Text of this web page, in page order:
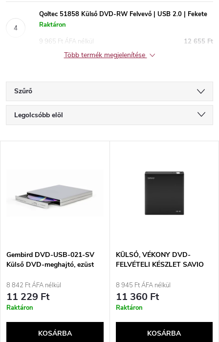
Qoltec 51858 Külső DVD-RW Felvevő | USB 2.0 | Fekete
Raktáron
12 655 Ft
9 965 Ft ÁFA nélkül
Több termék megjelenítése
Szűrő
T
e
m
e
k
r
Legolcsóbb elöl
é
k
e
k
Gembird DVD-USB-021-SV
Külső DVD-meghajtó, ezüst
8 842 Ft ÁFA nélkül
11 229 Ft
Raktáron
KOSÁRBA
KÜLSŐ, VÉKONY DVD-
FELVÉTELI KÉSZLET SAVIO
8 945 Ft ÁFA nélkül
11 360 Ft
Raktáron
KOSÁRBA